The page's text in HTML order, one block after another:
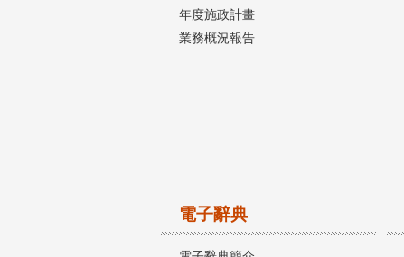
年度施政計畫
業務概況報告
電子辭典